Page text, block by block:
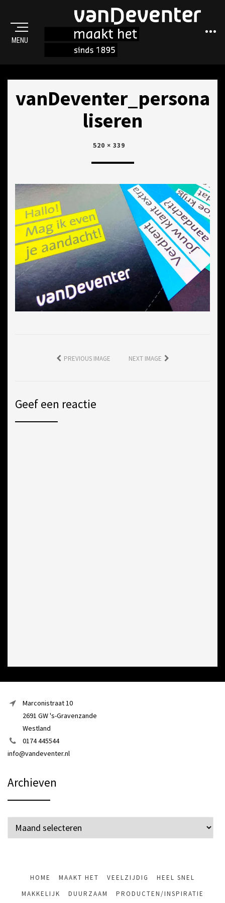
MENU
vanDeventer_persona
liseren
POSTED
22
520 × 339
PREVIOUS IMAGE NEXT IMAGE
Geef een reactie
Marconistraat 10
2691 GW 's-Gravenzande
Westland
0174 445544
info@vandeventer.nl
Archieven
Archieven
HOME MAAKT HET VEELZIJDIG
HEEL SNEL
MAKKELIJK
DUURZAAM PRODUCTEN/INSPIRATIE